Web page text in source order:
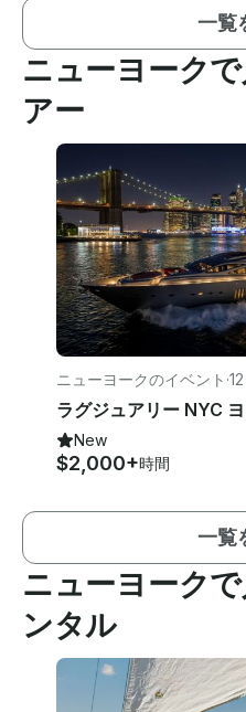
一覧
ニューヨーク
アー
ニューヨークのイベント ·
New
$2,000+時間
一覧
ニューヨーク
ンタル